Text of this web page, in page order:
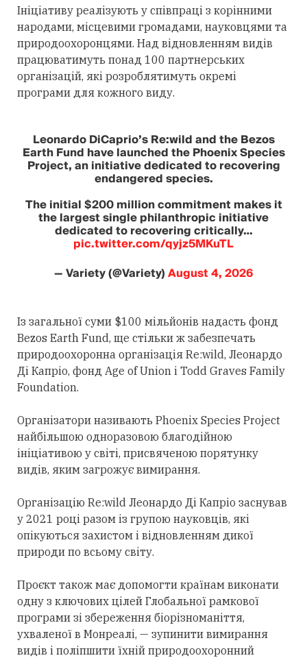
Ініціативу реалізують у співпраці з корінними
народами, місцевими громадами, науковцями та
природоохоронцями. Над відновленням видів
працюватимуть понад 100 партнерських
організацій, які розроблятимуть окремі
програми для кожного виду.
Leonardo DiCaprio’s Re:wild and the Bezos
Earth Fund have launched the Phoenix Species
Project, an initiative dedicated to recovering
endangered species.
The initial $200 million commitment makes it
the largest single philanthropic initiative
dedicated to recovering critically…
pic.twitter.com/qyjz5MKuTL
— Variety (@Variety)August 4, 2026
Із загальної суми $100 мільйонів надасть фонд
Bezos Earth Fund, ще стільки ж забезпечать
природоохоронна організація Re:wild, Леонардо
Ді Капріо, фонд Age of Union і Todd Graves Family
Foundation.
Організатори називають Phoenix Species Project
найбільшою одноразовою благодійною
ініціативою у світі, присвяченою порятунку
видів, яким загрожує вимирання.
Організацію Re:wild Леонардо Ді Капріо заснував
у 2021 році разом із групою науковців, які
опікуються захистом і відновленням дикої
природи по всьому світу.
Проєкт також має допомогти країнам виконати
одну з ключових цілей Глобальної рамкової
програми зі збереження біорізноманіття,
ухваленої в Монреалі, — зупинити вимирання
видів і поліпшити їхній природоохоронний